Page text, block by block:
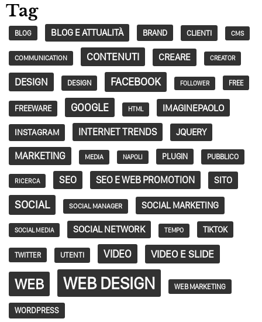
Tag
BLOG BLOG E ATTUALITÀ BRAND CLIENTI CMS
COMMUNICATION CONTENUTI CREARE CREATOR
DESIGN DESIGN FACEBOOK FOLLOWER FREE
FREEWARE GOOGLE HTML IMAGINEPAOLO
INSTAGRAM INTERNET TRENDS JQUERY
MARKETING MEDIA NAPOLI PLUGIN PUBBLICO
RICERCA SEO SEO E WEB PROMOTION SITO
SOCIAL SOCIAL MANAGER SOCIAL MARKETING
SOCIAL MEDIA SOCIAL NETWORK TEMPO TIKTOK
TWITTER UTENTI VIDEO VIDEO E SLIDE
WEB WEB DESIGN WEB MARKETING
WORDPRESS